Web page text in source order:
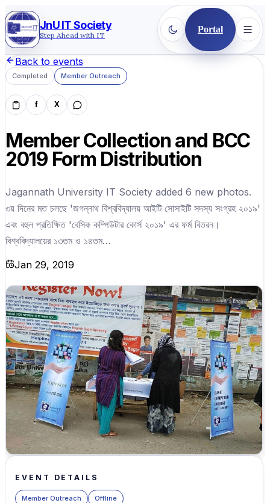
JnU IT Society
Step Ahead with IT
Portal
Back to events
Completed Member Outreach
f X
Member Collection and BCC
2019 Form Distribution
Jagannath University IT Society added 6 new photos.
৩য় দিনের মত চলছে 'জগন্নাথ বিশ্ববিদ্যালয় আইটি সোসাইটি সদস্য সংগ্রহ ২০১৯'
এবং বহুল প্রতিক্ষিত 'বেসিক কম্পিউটার কোর্স ২০১৯' এর ফর্ম বিতরন।
বিশ্ববিদ্যালয়ের ১৩তম ও ১৪তম…
Jan 29, 2019
EVENT DETAILS
Member Outreach Offline